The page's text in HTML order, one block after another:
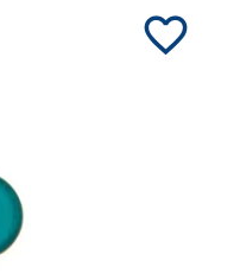
favorite_border